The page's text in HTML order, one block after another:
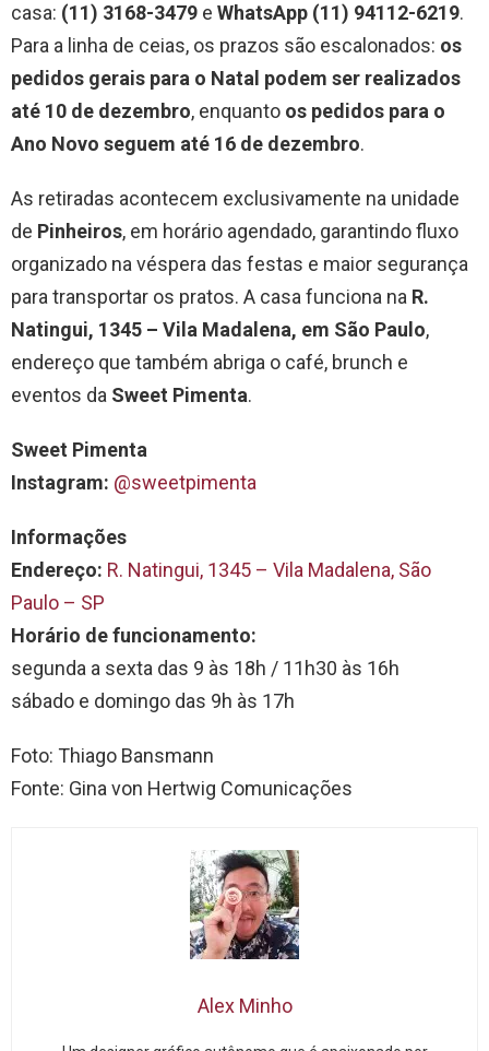
casa: (11) 3168-3479 e WhatsApp (11) 94112-6219.
Para a linha de ceias, os prazos são escalonados: os
pedidos gerais para o Natal podem ser realizados
até 10 de dezembro, enquanto os pedidos para o
Ano Novo seguem até 16 de dezembro.
As retiradas acontecem exclusivamente na unidade
de Pinheiros, em horário agendado, garantindo fluxo
organizado na véspera das festas e maior segurança
para transportar os pratos. A casa funciona na R.
Natingui, 1345 – Vila Madalena, em São Paulo,
endereço que também abriga o café, brunch e
eventos da Sweet Pimenta.
Sweet Pimenta
Instagram: @sweetpimenta
Informações
Endereço: R. Natingui, 1345 – Vila Madalena, São
Paulo – SP
Horário de funcionamento:
segunda a sexta das 9 às 18h / 11h30 às 16h
sábado e domingo das 9h às 17h
Foto: Thiago Bansmann
Fonte: Gina von Hertwig Comunicações
Alex Minho